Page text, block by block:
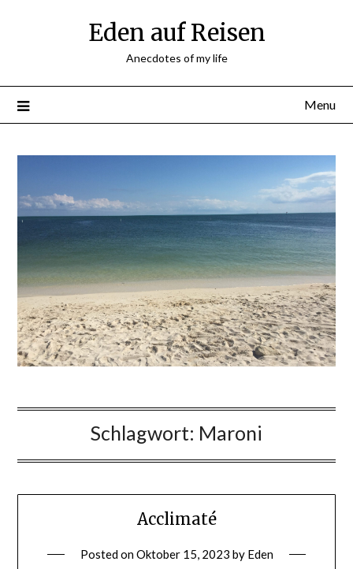
Eden auf Reisen
Anecdotes of my life
Menu
Schlagwort: Maroni
Acclimaté
Posted onOktober 15, 2023 by Eden